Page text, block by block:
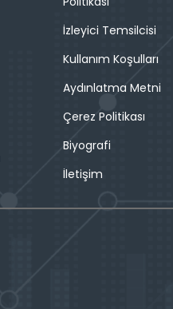
İzleyici Temsilcisi
Kullanım Koşulları
Aydınlatma Metni
Çerez Politikası
Biyografi
İletişim